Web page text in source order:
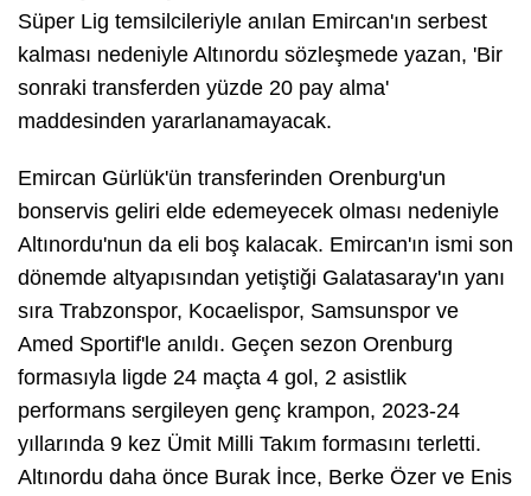
Süper Lig temsilcileriyle anılan Emircan'ın serbest
kalması nedeniyle Altınordu sözleşmede yazan, 'Bir
sonraki transferden yüzde 20 pay alma'
maddesinden yararlanamayacak.
Emircan Gürlük'ün transferinden Orenburg'un
bonservis geliri elde edemeyecek olması nedeniyle
Altınordu'nun da eli boş kalacak. Emircan'ın ismi son
dönemde altyapısından yetiştiği Galatasaray'ın yanı
sıra Trabzonspor, Kocaelispor, Samsunspor ve
Amed Sportif'le anıldı. Geçen sezon Orenburg
formasıyla ligde 24 maçta 4 gol, 2 asistlik
performans sergileyen genç krampon, 2023-24
yıllarında 9 kez Ümit Milli Takım formasını terletti.
Altınordu daha önce Burak İnce, Berke Özer ve Enis